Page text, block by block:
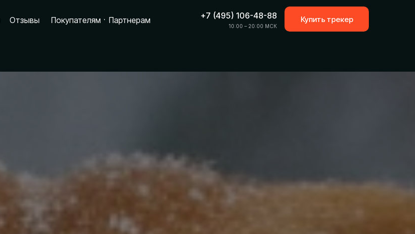
Партнерам
Отзывы Покупателям +7 (495) 106-48-88
10:00 – 20:00 МСК
Купить трекер